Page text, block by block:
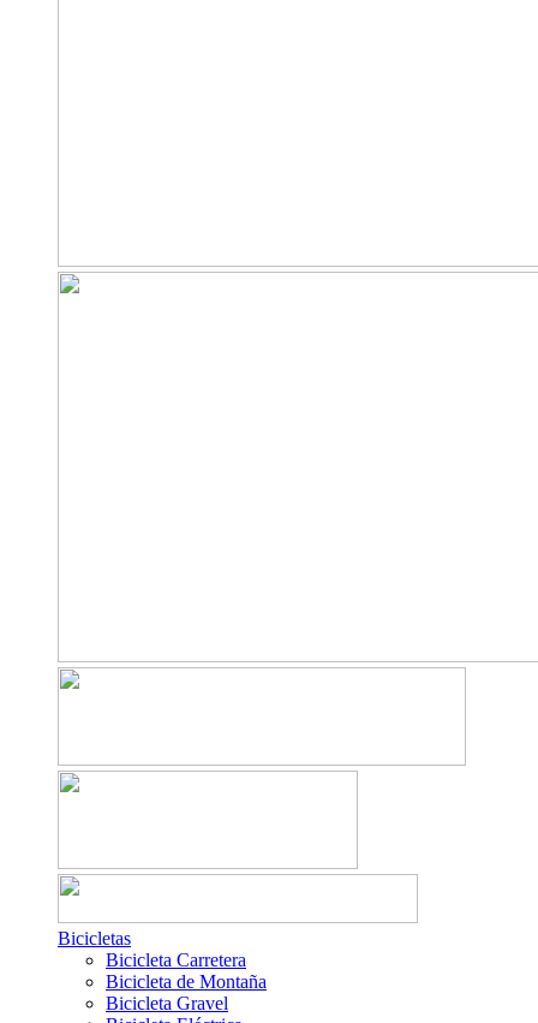
Bicicletas
Bicicleta Carretera
Bicicleta de Montaña
Bicicleta Gravel